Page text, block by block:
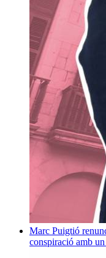
Marc Puigtió
conspiració amb